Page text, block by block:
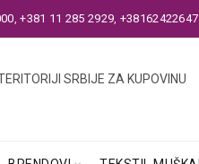
,+381 11 285 2929, +38162422647
SRBIJE ZA KUPOVINU